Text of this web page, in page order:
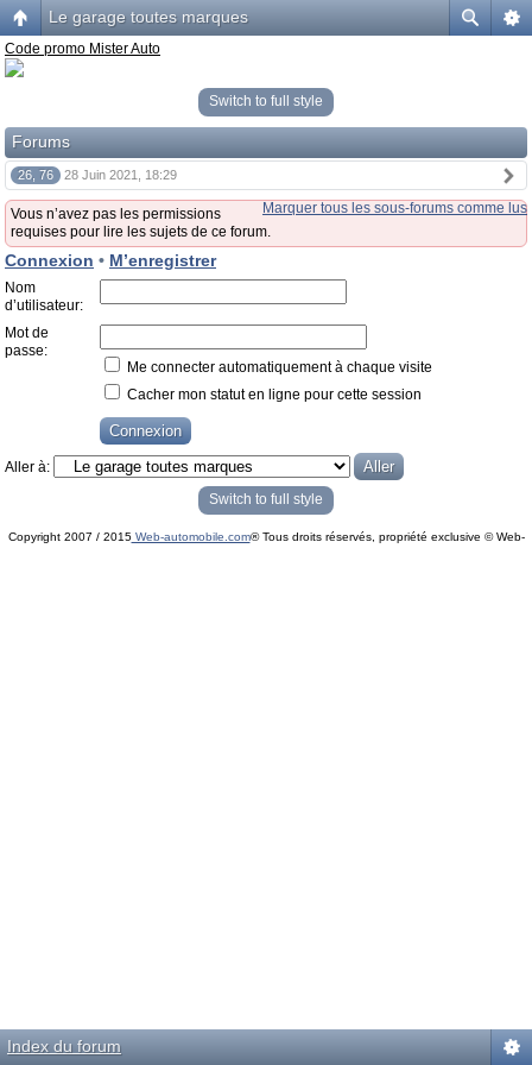
Le garage toutes marques
Code promo Mister Auto
Switch to full style
Forums
26, 76 28 Juin 2021, 18:29
Marquer tous les sous-forums comme lus
Vous n’avez pas les permissions
requises pour lire les sujets de ce forum.
Connexion • M’enregistrer
Nom
d’utilisateur:
Mot de
passe:
Me connecter automatiquement à chaque visite
Cacher mon statut en ligne pour cette session
Aller à:
Switch to full style
Copyright 2007 / 2015Web-automobile.com® Tous droits réservés, propriété exclusive © Web-
Index du forum